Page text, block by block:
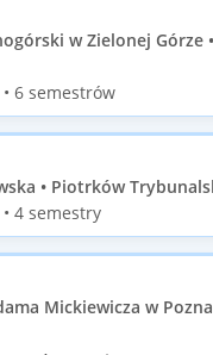
w Zielonej Górze
6 semestrów
• Piotrków
4 semestry
Mickiewicza w